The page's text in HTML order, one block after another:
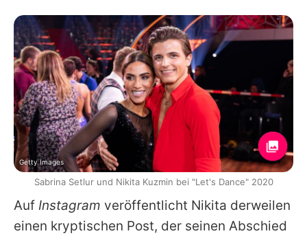
Auf Instagram veröffentlicht Nikita derweilen
einen kryptischen Post, der seinen Abschied
Getty Images
Sabrina Setlur und Nikita Kuzmin bei "Let's Dance" 2020